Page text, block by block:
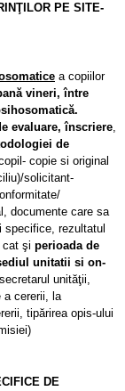
PE SITE-
a copiilor
vineri, între
evaluare, înscriere,
de
copie si original
solicitant-
documente care sa
specifice, rezultatul
cat şi perioada de
unitatii si on-
unităţii,
a cererii, la
tipărirea opis-ului
DE